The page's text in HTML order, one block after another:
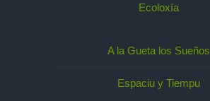
Ecoloxía
A la Gueta los Sueños
Espaciu y Tiempu